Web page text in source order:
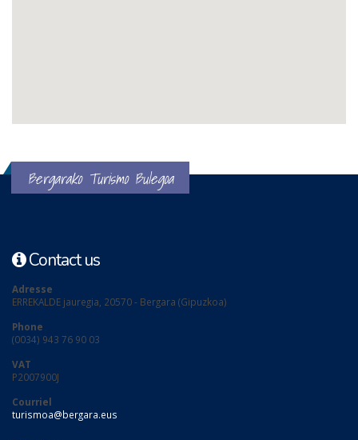
Bergarako Turismo Bulegoa
Contact us
Adresse
ERREKALDE jauregia, 20570 - Bergara (Gipuzkoa)
Phone
(0034) 943 76 90 03
VAT
P2007900J
Courriel
turismoa@bergara.eus